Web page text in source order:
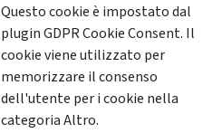
Questo cookie è impostato dal
plugin GDPR Cookie Consent. Il
cookie viene utilizzato per
memorizzare il consenso
dell'utente per i cookie nella
categoria Altro.